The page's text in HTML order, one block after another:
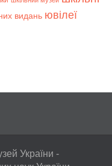
видань ювілеї
України -